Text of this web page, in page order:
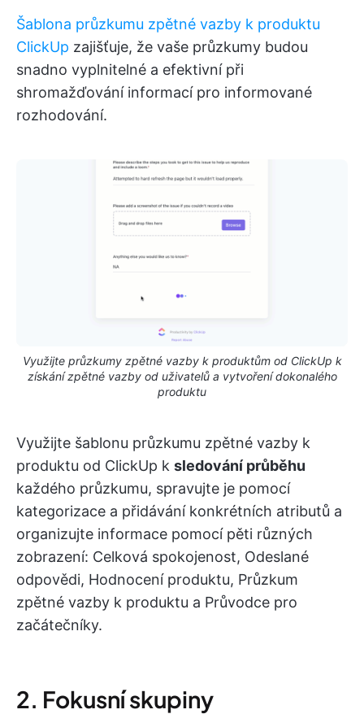
Šablona průzkumu zpětné vazby k produktu
ClickUp zajišťuje, že vaše průzkumy budou
snadno vyplnitelné a efektivní při
shromažďování informací pro informované
rozhodování.
Využijte průzkumy zpětné vazby k produktům od ClickUp k
získání zpětné vazby od uživatelů a vytvoření dokonalého
produktu
Využijte šablonu průzkumu zpětné vazby k
produktu od ClickUp k sledování průběhu
každého průzkumu, spravujte je pomocí
kategorizace a přidávání konkrétních atributů a
organizujte informace pomocí pěti různých
zobrazení: Celková spokojenost, Odeslané
odpovědi, Hodnocení produktu, Průzkum
zpětné vazby k produktu a Průvodce pro
začátečníky.
2. Fokusní skupiny